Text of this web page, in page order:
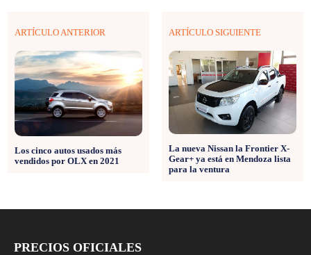
ARTÍCULO ANTERIOR
Los cinco autos usados más
vendidos por OLX en 2021
ARTÍCULO SIGUIENTE
La nueva Nissan la Frontier X-
Gear+ ya está en Mendoza lista
para la ventura
PRECIOS OFICIALES